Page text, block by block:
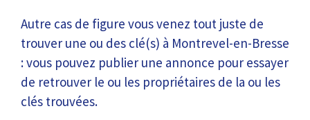
Autre cas de figure vous venez tout juste de
trouver une ou des clé(s) à Montrevel-en-Bresse
: vous pouvez publier une annonce pour essayer
de retrouver le ou les propriétaires de la ou les
clés trouvées.